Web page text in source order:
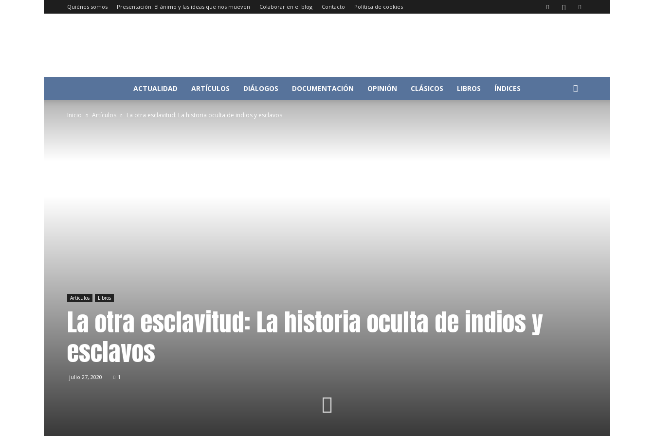
Quiénes somos Presentación: El ánimo y las ideas que nos mueven Colaborar en el blog Contacto Política de cookies
Conversacion
ACTUALIDAD ARTÍCULOS DIÁLOGOS DOCUMENTACIÓN OPINIÓN CLÁSICOS LIBROS ÍNDICES
Inicio Artículos La otra esclavitud: La historia oculta de indios y esclavos
Artículos Libros
La otra esclavitud: La historia oculta de indios y
esclavos
julio 27, 2020 1